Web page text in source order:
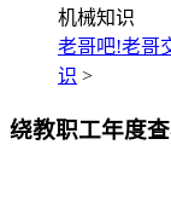
机械知识
老哥吧!老哥
识 >
绕教职工年度